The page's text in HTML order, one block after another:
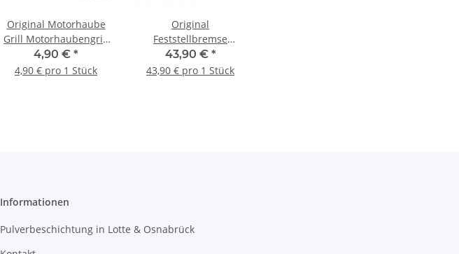
Original Motorhaube
Grill Motorhaubengrill
links für Iveco Daily
500319884
4,90 € *
4,90 € pro 1 Stück
Original
Feststellbremse
Handbremsseil Seilzug
für Iveco Daily
43,90 € *
43,90 € pro 1 Stück
Informationen
Pulverbeschichtung in Lotte & Osnabrück